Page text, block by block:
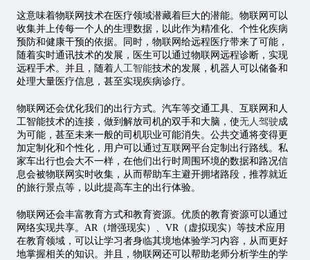
这意味着物联网技术在医疗领域潜藏着巨大的潜能。物联网可以
收集并上传每一个人的生理数据，以此作为精准化、个性化疾病
预防和健康干预的依据。同时，物联网给远程医疗带来了可能，
随着实时通讯技术的发展，医生可以通过物联网远程诊断，实现
远程手术。并且，随着人工智能技术的发展，机器人可以储备和
处理大量医疗信息，甚至实现疾病诊疗。
物联网还会优化我们的出行方式。汽车等交通工具、互联网和人
工智能技术的连接，做到解放司机的双手和大脑，使无人驾驶成
为可能，甚至未来一般的司机职业可能消失。公共交通将变得更
加定制化和个性化，用户可以通过互联网平台定制出行路线。私
家车出行也会大不一样，在他们出行时周围环境的数据和路况信
息会被物联网实时收集，从而帮助车主避开拥堵路段，推荐就近
的旅行景点等，以此提高车主的出行体验。
物联网还会丰富教育方式和教育资源。优质的教育资源可以通过
网络实现共享。AR（增强现实）、VR（虚拟现实）等技术应用
在教育领域，可以让学习者身临其境地体验学习内容，从而更好
地掌握相关的知识。并且，物联网还可以帮助老师分析学生的学